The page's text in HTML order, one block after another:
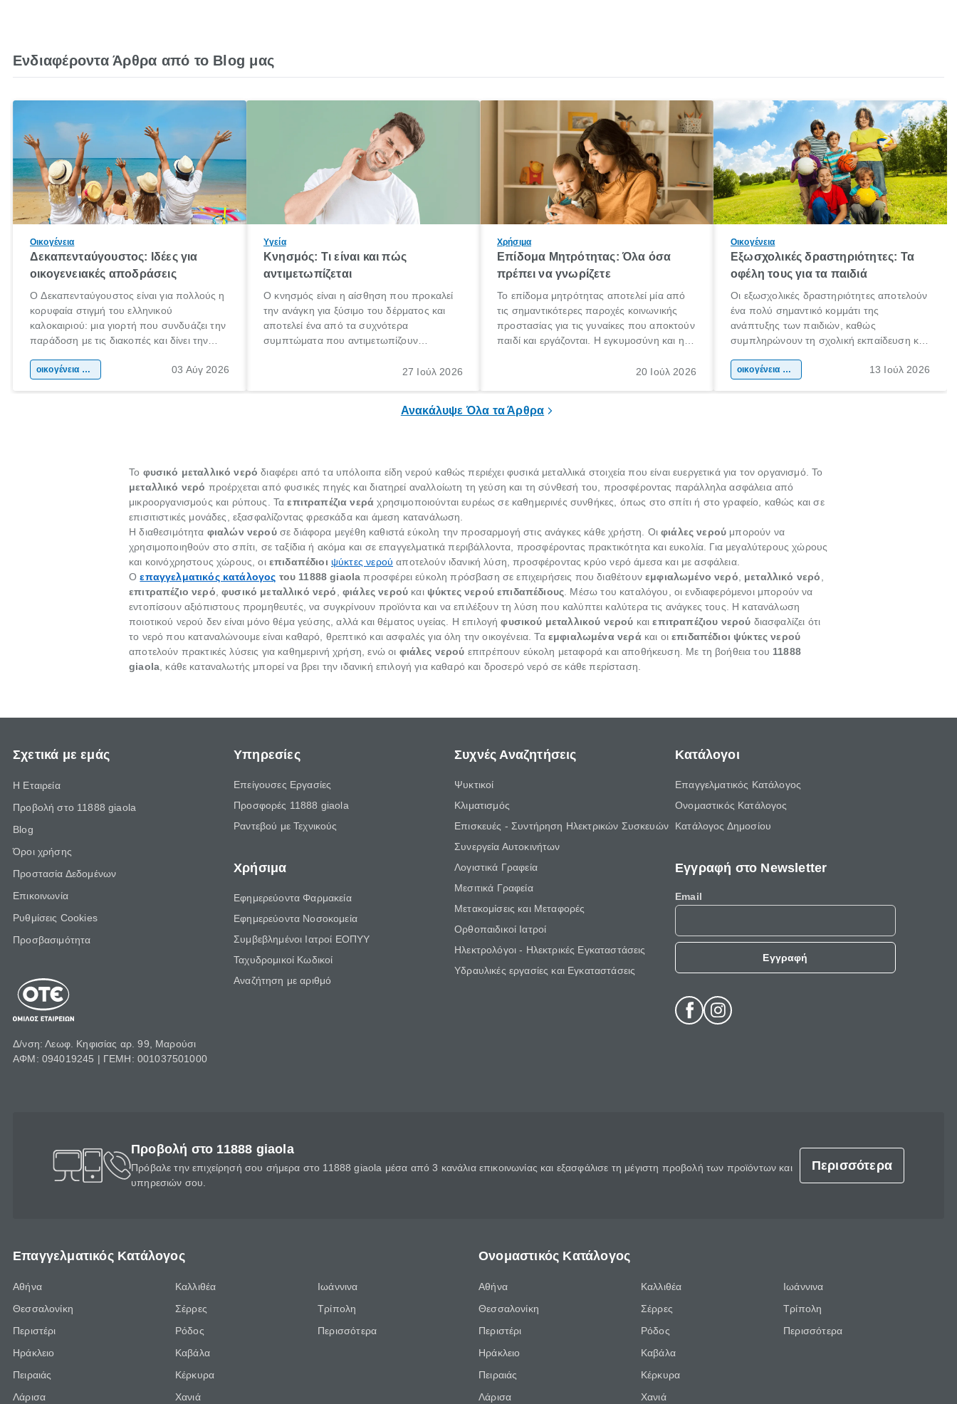
Ενδιαφέροντα Άρθρα από το Blog μας
Οικογένεια
Δεκαπενταύγουστος: Ιδέες για
οικογενειακές αποδράσεις
Ο Δεκαπενταύγουστος είναι για πολλούς η
κορυφαία στιγμή του ελληνικού
καλοκαιριού: μια γιορτή που συνδυάζει την
παράδοση με τις διακοπές και δίνει την
χώρας. Είτε πρόκειται για λίγες μέρες
οικογένεια & παιδί 03 Αύγ 2026
Υγεία
Κνησμός: Τι είναι και πώς
αντιμετωπίζεται
Ο κνησμός είναι η αίσθηση που προκαλεί
την ανάγκη για ξύσιμο του δέρματος και
αποτελεί ένα από τα συχνότερα
συμπτώματα που αντιμετωπίζουν
πληροφορίες για το «κνησμός τι είναι»,
27 Ιούλ 2026
Χρήσιμα
Επίδομα Μητρότητας: Όλα όσα
πρέπει να γνωρίζετε
Το επίδομα μητρότητας αποτελεί μία από
τις σημαντικότερες παροχές κοινωνικής
προστασίας για τις γυναίκες που αποκτούν
παιδί και εργάζονται. Η εγκυμοσύνη και η
σημαντική περίοδος στη ζωή κάθε20 Ιούλ 2026
Οικογένεια
Εξωσχολικές δραστηριότητες: Τα
οφέλη τους για τα παιδιά
Οι εξωσχολικές δραστηριότητες αποτελούν
ένα πολύ σημαντικό κομμάτι της
ανάπτυξης των παιδιών, καθώς
συμπληρώνουν τη σχολική εκπαίδευση και
της προσωπικότητας, της κοινωνικότητας
οικογένεια & παιδί 13 Ιούλ 2026
Ανακάλυψε Όλα τα Άρθρα
Το φυσικό μεταλλικό νερό διαφέρει από τα υπόλοιπα είδη νερού καθώς περιέχει φυσικά μεταλλικά στοιχεία που είναι ευεργετικά για τον οργανισμό. Το
μεταλλικό νερό προέρχεται από φυσικές πηγές και διατηρεί αναλλοίωτη τη γεύση και τη σύνθεσή του, προσφέροντας παράλληλα ασφάλεια από
μικροοργανισμούς και ρύπους. Ταεπιτραπέζια νερά χρησιμοποιούνται ευρέως σε καθημερινές συνθήκες, όπως στο σπίτι ή στο γραφείο, καθώς και σε
επισιτιστικές μονάδες, εξασφαλίζοντας φρεσκάδα και άμεση κατανάλωση.
Η διαθεσιμότητα φιαλών νερούσε διάφορα μεγέθη καθιστά εύκολη την προσαρμογή στις ανάγκες κάθε χρήστη. Οιφιάλες νερού μπορούν να
χρησιμοποιηθούν στο σπίτι, σε ταξίδια ή ακόμα και σε επαγγελματικά περιβάλλοντα, προσφέροντας πρακτικότητα και ευκολία. Για μεγαλύτερους χώρους
και κοινόχρηστους χώρους, οι επιδαπέδιοι ψύκτες νερού αποτελούν ιδανική λύση, προσφέροντας κρύο νερό άμεσα και με ασφάλεια.
Οεπαγγελματικός κατάλογος του 11888 giaola προσφέρει εύκολη πρόσβαση σε επιχειρήσεις που διαθέτουνεμφιαλωμένο νερό μεταλλικό νερό
επιτραπέζιο νερό ,φυσικό μεταλλικό νερό φιάλες νερού και ψύκτες νερού επιδαπέδιους . Μέσω του καταλόγου, οι ενδιαφερόμενοι μπορούν να
εντοπίσουν αξιόπιστους προμηθευτές, να συγκρίνουν προϊόντα και να επιλέξουν τη λύση που καλύπτει καλύτερα τις ανάγκες τους. Η κατανάλωση
ποιοτικού νερού δεν είναι μόνο θέμα γεύσης, αλλά και θέματος υγείας. Η επιλογήφυσικού μεταλλικού νερού καιεπιτραπέζιου νερού διασφαλίζει ότι
το νερό που καταναλώνουμε είναι καθαρό, θρεπτικό και ασφαλές για όλη την οικογένεια. Τα εμφιαλωμένα νεράκαι οιεπιδαπέδιοι ψύκτες νερού
αποτελούν πρακτικές λύσεις για καθημερινή χρήση, ενώ οι φιάλες νερού επιτρέπουν εύκολη μεταφορά και αποθήκευση. Με τη βοήθεια του 11888
giaola , κάθε καταναλωτής μπορεί να βρει την ιδανική επιλογή για καθαρό και δροσερό νερό σε κάθε περίσταση.
Σχετικά με εμάς
Η Εταιρεία
Προβολή στο 11888 giaola
Blog
Όροι χρήσης
Προστασία Δεδομένων
Επικοινωνία
Ρυθμίσεις Cookies
Προσβασιμότητα
Δ/νση: Λεωφ. Κηφισίας αρ. 99, Μαρούσι
ΑΦΜ: 094019245 | ΓΕΜΗ: 001037501000
Υπηρεσίες
Επείγουσες Εργασίες
Προσφορές 11888 giaola
Ραντεβού με Τεχνικούς
Χρήσιμα
Εφημερεύοντα Φαρμακεία
Εφημερεύοντα Νοσοκομεία
Συμβεβλημένοι Ιατροί ΕΟΠΥΥ
Ταχυδρομικοί Κωδικοί
Αναζήτηση με αριθμό
Συχνές Αναζητήσεις
Ψυκτικοί
Κλιματισμός
Επισκευές - Συντήρηση Ηλεκτρικών Συσκευών
Συνεργεία Αυτοκινήτων
Λογιστικά Γραφεία
Μεσιτικά Γραφεία
Μετακομίσεις και Μεταφορές
Ορθοπαιδικοί Ιατροί
Ηλεκτρολόγοι - Ηλεκτρικές Εγκαταστάσεις
Υδραυλικές εργασίες και Εγκαταστάσεις
Κατάλογοι
Επαγγελματικός Κατάλογος
Ονομαστικός Κατάλογος
Κατάλογος Δημοσίου
Εγγραφή στο Newsletter
Email
Εγγραφή
Προβολή στο 11888 giaola
Πρόβαλε την επιχείρησή σου σήμερα στο 11888 giaola μέσα από 3 κανάλια επικοινωνίας και εξασφάλισε τη μέγιστη προβολή των προϊόντων και
υπηρεσιών σου.
Περισσότερα
Επαγγελματικός Κατάλογος
Αθήνα
Θεσσαλονίκη
Περιστέρι
Ηράκλειο
Πειραιάς
Λάρισα
Καλλιθέα
Σέρρες
Ρόδος
Καβάλα
Κέρκυρα
Χανιά
Ιωάννινα
Τρίπολη
Περισσότερα
Ονομαστικός Κατάλογος
Αθήνα
Θεσσαλονίκη
Περιστέρι
Ηράκλειο
Πειραιάς
Λάρισα
Καλλιθέα
Σέρρες
Ρόδος
Καβάλα
Κέρκυρα
Χανιά
Ιωάννινα
Τρίπολη
Περισσότερα